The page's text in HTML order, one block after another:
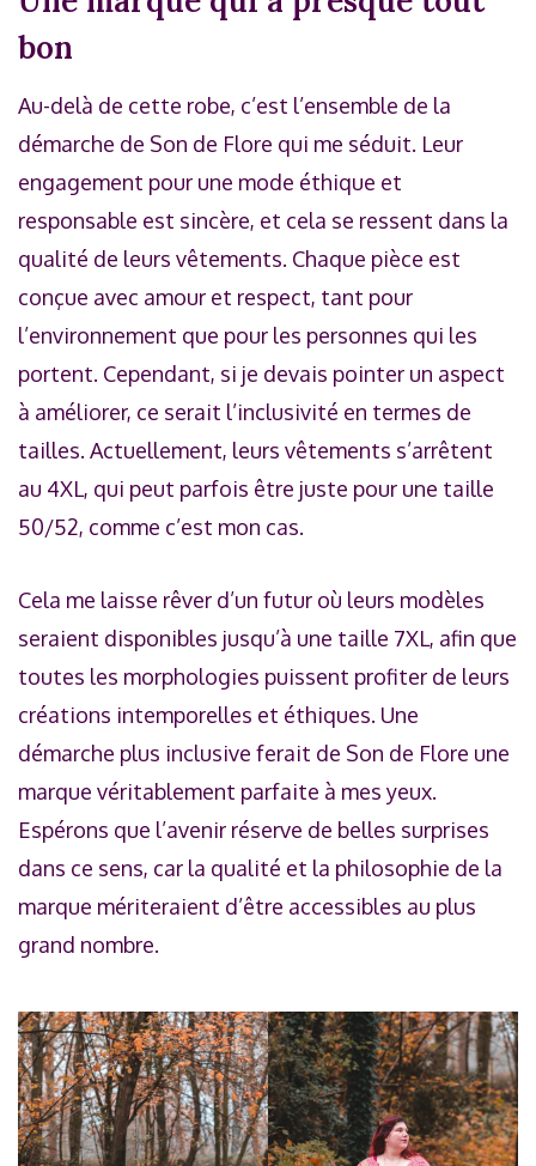
bon
Au-delà de cette robe, c’est l’ensemble de la
démarche de Son de Flore qui me séduit. Leur
engagement pour une mode éthique et
responsable est sincère, et cela se ressent dans la
qualité de leurs vêtements. Chaque pièce est
conçue avec amour et respect, tant pour
l’environnement que pour les personnes qui les
portent. Cependant, si je devais pointer un aspect
à améliorer, ce serait l’inclusivité en termes de
tailles. Actuellement, leurs vêtements s’arrêtent
au 4XL, qui peut parfois être juste pour une taille
50/52, comme c’est mon cas.
Cela me laisse rêver d’un futur où leurs modèles
seraient disponibles jusqu’à une taille 7XL, afin que
toutes les morphologies puissent profiter de leurs
créations intemporelles et éthiques. Une
démarche plus inclusive ferait de Son de Flore une
marque véritablement parfaite à mes yeux.
Espérons que l’avenir réserve de belles surprises
dans ce sens, car la qualité et la philosophie de la
marque mériteraient d’être accessibles au plus
grand nombre.